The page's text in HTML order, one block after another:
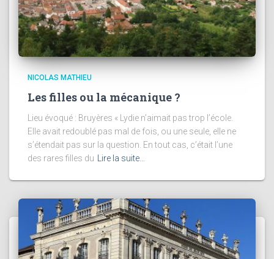
NICOLAS MATHIEU
Les filles ou la mécanique ?
Lieu évoqué : Bruyères « Lydie n’aimait pas trop l’école.
Elle avait redoublé pas mal de fois, ou une seule, elle ne
s’étendait pas sur la question. En tout cas, c’était l’une
des rares filles du Lire la suite…